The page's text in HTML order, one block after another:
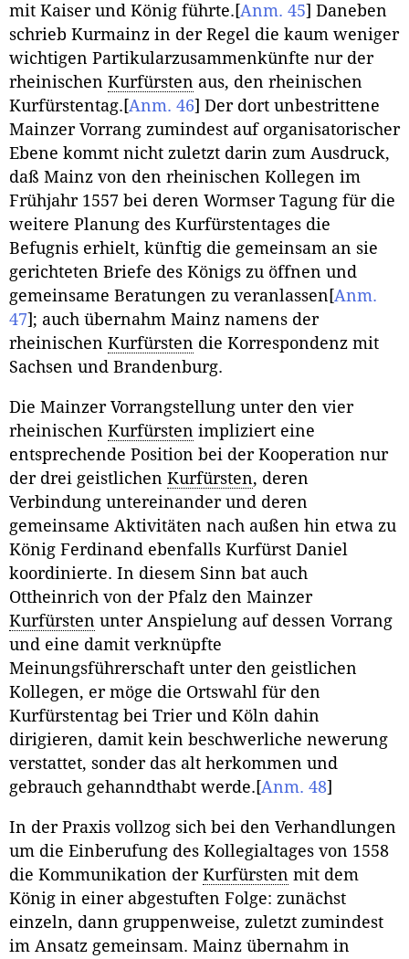
mit Kaiser und König führte. [Anm. 45] Daneben
schrieb Kurmainz in der Regel die kaum weniger
wichtigen Partikularzusammenkünfte nur der
rheinischen Kurfürsten aus, den rheinischen
Kurfürstentag. [Anm. 46] Der dort unbestrittene
Mainzer Vorrang zumindest auf organisatorischer
Ebene kommt nicht zuletzt darin zum Ausdruck,
daß Mainz von den rheinischen Kollegen im
Frühjahr 1557 bei deren Wormser Tagung für die
weitere Planung des Kurfürstentages die
Befugnis erhielt, künftig die gemeinsam an sie
gerichteten Briefe des Königs zu öffnen und
gemeinsame Beratungen zu veranlassen [Anm.
47] ; auch übernahm Mainz namens der
rheinischen Kurfürsten die Korrespondenz mit
Sachsen und Brandenburg.
Die Mainzer Vorrangstellung unter den vier
rheinischen Kurfürsten impliziert eine
entsprechende Position bei der Kooperation nur
der drei geistlichen Kurfürsten, deren
Verbindung untereinander und deren
gemeinsame Aktivitäten nach außen hin etwa zu
König Ferdinand ebenfalls Kurfürst Daniel
koordinierte. In diesem Sinn bat auch
Ottheinrich von der Pfalz den Mainzer
Kurfürsten unter Anspielung auf dessen Vorrang
und eine damit verknüpfte
Meinungsführerschaft unter den geistlichen
Kollegen, er möge die Ortswahl für den
Kurfürstentag bei Trier und Köln dahin
dirigieren, damit kein beschwerliche newerung
verstattet, sonder das alt herkommen und
gebrauch gehanndthabt werde. [Anm. 48]
In der Praxis vollzog sich bei den Verhandlungen
um die Einberufung des Kollegialtages von 1558
die Kommunikation der Kurfürsten mit dem
König in einer abgestuften Folge: zunächst
einzeln, dann gruppenweise, zuletzt zumindest
im Ansatz gemeinsam. Mainz übernahm in